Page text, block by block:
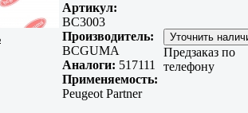
Артикул:
BC3003
Производитель:
BCGUMA
Аналоги: 517111
Применяемость:
Peugeot Partner
Предзаказ по
телефону